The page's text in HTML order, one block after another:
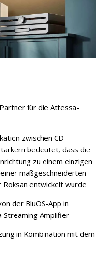
für die Attessa-
zwischen CD
bedeutet, dass die
zu einem einzigen
maßgeschneiderten
Roksan entwickelt wurde
der BluOS-App in
Streaming Amplifier
in Kombination mit dem